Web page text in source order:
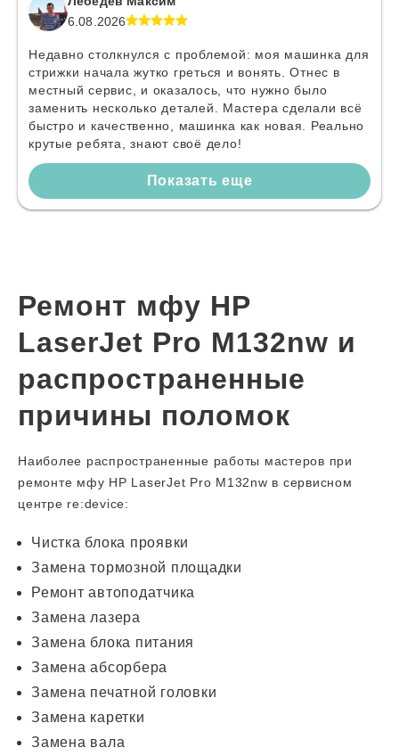
6.08.2026
Недавно столкнулся с проблемой: моя машинка для
стрижки начала жутко греться и вонять. Отнес в
местный сервис, и оказалось, что нужно было
заменить несколько деталей. Мастера сделали всё
быстро и качественно, машинка как новая. Реально
крутые ребята, знают своё дело!
Показать еще
Ремонт мфу HP
LaserJet Pro M132nw и
распространенные
причины поломок
Наиболее распространенные работы мастеров при
ремонте мфу HP LaserJet Pro M132nw в сервисном
центре re:device:
Чистка блока проявки
Замена тормозной площадки
Ремонт автоподатчика
Замена лазера
Замена блока питания
Замена абсорбера
Замена печатной головки
Замена каретки
Замена вала